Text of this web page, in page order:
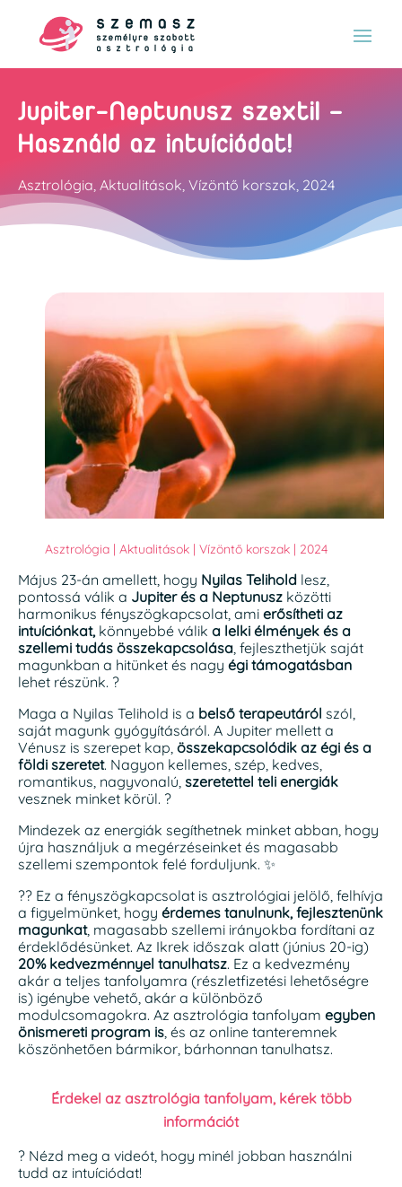
Jupiter-Neptunusz szextil –
Használd az intuíciódat!
Asztrológia, Aktualitások, Vízöntő korszak, 2024
Asztrológia | Aktualitások | Vízöntő korszak | 2024
Május 23-án amellett, hogy Nyilas Telihold lesz,
pontossá válik a Jupiter és a Neptunusz közötti
harmonikus fényszögkapcsolat, ami erősítheti az
intuíciónkat,könnyebbé válik a lelki élmények és a
szellemi tudás összekapcsolása, fejleszthetjük saját
magunkban a hitünket és nagy égi támogatásban
lehet részünk. ?
Maga a Nyilas Telihold is a belső terapeutáról szól,
saját magunk gyógyításáról. A Jupiter mellett a
Vénusz is szerepet kap, összekapcsolódik az égi és a
földi szeretet. Nagyon kellemes, szép, kedves,
romantikus, nagyvonalú, szeretettel teli energiák
vesznek minket körül. ?
Mindezek az energiák segíthetnek minket abban, hogy
újra használjuk a megérzéseinket és magasabb
szellemi szempontok felé forduljunk. ✨
?‍? Ez a fényszögkapcsolat is asztrológiai jelölő, felhívja
a figyelmünket, hogy érdemes tanulnunk, fejlesztenünk
magunkat, magasabb szellemi irányokba fordítani az
érdeklődésünket. Az Ikrek időszak alatt (június 20-ig)
20% kedvezménnyel tanulhatsz. Ez a kedvezmény
akár a teljes tanfolyamra (részletfizetési lehetőségre
is) igénybe vehető, akár a különböző
modulcsomagokra. Az asztrológia tanfolyam egyben
önismereti program is, és az online tanteremnek
köszönhetően bármikor, bárhonnan tanulhatsz.
Érdekel az asztrológia tanfolyam, kérek több
információt
? Nézd meg a videót, hogy minél jobban használni
tudd az intuíciódat!